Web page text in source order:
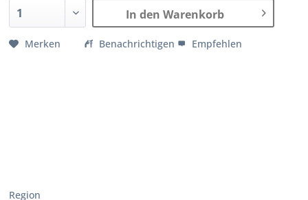
In den Warenkorb
Merken Benachrichtigen Empfehlen
Region